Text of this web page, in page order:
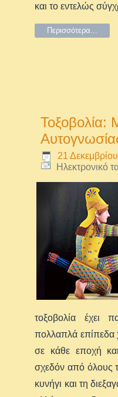
και το εντελώς
Περισσότερα...
Τοξοβολία:
21
Ηλεκτρονικό
τοξοβολία έχει
πολλαπλά
σε κάθε εποχή
σχεδόν από όλους
κυνήγι και τη